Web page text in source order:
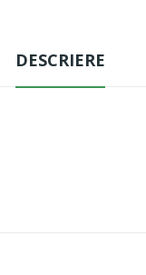
DESCRIERE